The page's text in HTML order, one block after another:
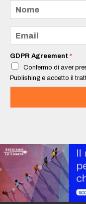
m
e
a
i
*
GDPR Agreement *
Confermo di aver
Publishing e accetto il